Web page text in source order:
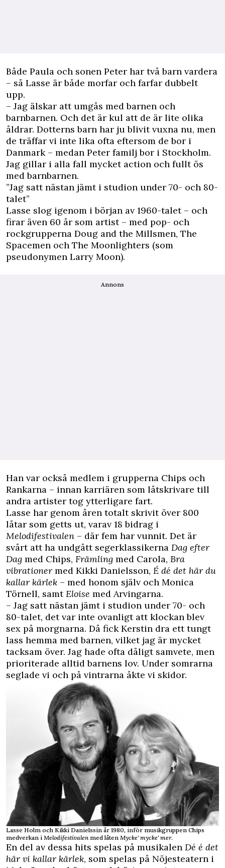
Både Paula och sonen Peter har två barn vardera
– så Lasse är både morfar och farfar dubbelt
upp.
– Jag älskar att umgås med barnen och
barnbarnen. Och det är kul att de är lite olika
åldrar. Dotterns barn har ju blivit vuxna nu, men
de träffar vi inte lika ofta eftersom de bor i
Danmark – medan Peter familj bor i Stockholm.
Jag gillar i alla fall mycket action och fullt ös
med barnbarnen.
”Jag satt nästan jämt i studion under 70- och 80-
talet”
Lasse slog igenom i början av 1960-talet – och
firar även 60 år som artist – med pop- och
rockgrupperna Doug and the Millsmen, The
Spacemen och The Moonlighters (som
pseudonymen Larry Moon).
Annons
Han var också medlem i grupperna Chips och
Rankarna – innan karriären som låtskrivare till
andra artister tog ytterligare fart.
Lasse har genom åren totalt skrivit över 800
låtar som getts ut, varav 18 bidrag i
Melodifestivalen – där fem har vunnit. Det är
svårt att ha undgått segerklassikerna Dag efter
Dag med Chips, Främling med Carola, Bra
vibrationer med Kikki Danielsson, É dé det här du
kallar kärlek – med honom själv och Monica
Törnell, samtEloise med Arvingarna.
– Jag satt nästan jämt i studion under 70- och
80-talet, det var inte ovanligt att klockan blev
sex på morgnarna. Då fick Kerstin dra ett tungt
lass hemma med barnen, vilket jag är mycket
tacksam över. Jag hade ofta dåligt samvete, men
prioriterade alltid barnens lov. Under somrarna
seglade vi och på vintrarna åkte vi skidor.
Lasse Holm och Kikki Danielssin år 1980, inför musikgruppen Chips
medverkan i Melodifestivalen med låten Mycke' mycke' mer.
En del av dessa hits spelas på musikalen Dé é det
här vi kallar kärlek, som spelas på Nöjesteatern i